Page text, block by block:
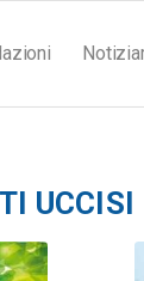
UCCISI